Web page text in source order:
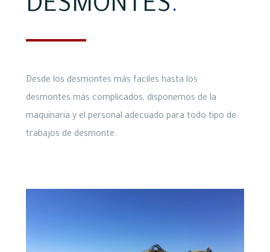
DESMONTES.
Desde los desmontes más faciles hasta los
desmontes más complicados, disponemos de la
maquinaria y el personal adecuado para todo tipo de
trabajos de desmonte.